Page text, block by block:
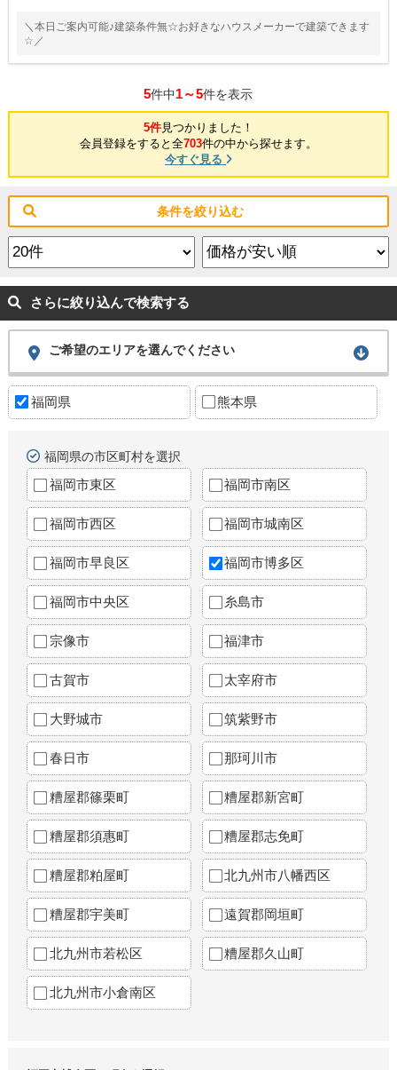
＼本日ご案内可能♪建築条件無☆お好きなハウスメーカーで建築できます
☆／
5件中1～5件を表示
5件見つかりました！
会員登録をすると全703件の中から探せます。
今すぐ見る
条件を絞り込む
さらに絞り込んで検索する
ご希望のエリアを選んでください
福岡県 熊本県
福岡県の市区町村を選択
福岡市東区 福岡市南区
福岡市西区 福岡市城南区
福岡市早良区 福岡市博多区
福岡市中央区 糸島市
宗像市 福津市
古賀市 太宰府市
大野城市 筑紫野市
春日市 那珂川市
糟屋郡篠栗町 糟屋郡新宮町
糟屋郡須惠町 糟屋郡志免町
糟屋郡粕屋町 北九州市八幡西区
糟屋郡宇美町 遠賀郡岡垣町
北九州市若松区 糟屋郡久山町
北九州市小倉南区